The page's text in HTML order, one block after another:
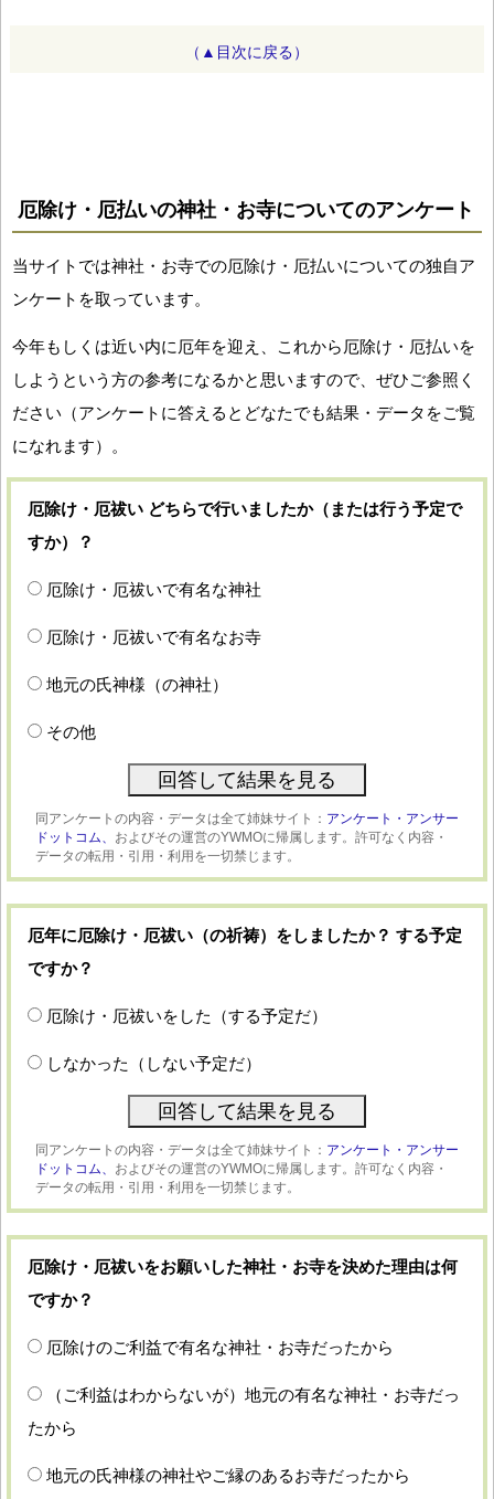
（▲目次に戻る）
厄除け・厄払いの神社・お寺についてのアンケート
当サイトでは神社・お寺での厄除け・厄払いについての独自ア
ンケートを取っています。
今年もしくは近い内に厄年を迎え、これから厄除け・厄払いを
しようという方の参考になるかと思いますので、ぜひご参照く
ださい（アンケートに答えるとどなたでも結果・データをご覧
になれます）。
厄除け・厄祓い どちらで行いましたか（または行う予定で
すか）？
厄除け・厄祓いで有名な神社
厄除け・厄祓いで有名なお寺
地元の氏神様（の神社）
その他
同アンケートの内容・データは全て姉妹サイト： アンケート・アンサー
ドットコム、 およびその運営のYWMOに帰属します。許可なく内容・
データの転用・引用・利用を一切禁じます。
厄年に厄除け・厄祓い（の祈祷）をしましたか？ する予定
ですか？
厄除け・厄祓いをした（する予定だ）
しなかった（しない予定だ）
同アンケートの内容・データは全て姉妹サイト： アンケート・アンサー
ドットコム、 およびその運営のYWMOに帰属します。許可なく内容・
データの転用・引用・利用を一切禁じます。
厄除け・厄祓いをお願いした神社・お寺を決めた理由は何
ですか？
厄除けのご利益で有名な神社・お寺だったから
（ご利益はわからないが）地元の有名な神社・お寺だっ
たから
地元の氏神様の神社やご縁のあるお寺だったから